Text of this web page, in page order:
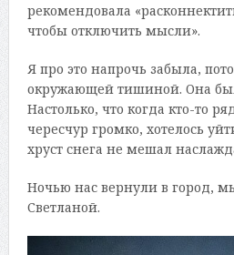
рекомендовала
чтобы отключить мысли».
Я про это напрочь забыла,
окружающей тишиной. Она
Настолько, что когда кто-то
чересчур громко, хотелось
хруст снега не мешал
Ночью нас вернули в город,
Светланой.